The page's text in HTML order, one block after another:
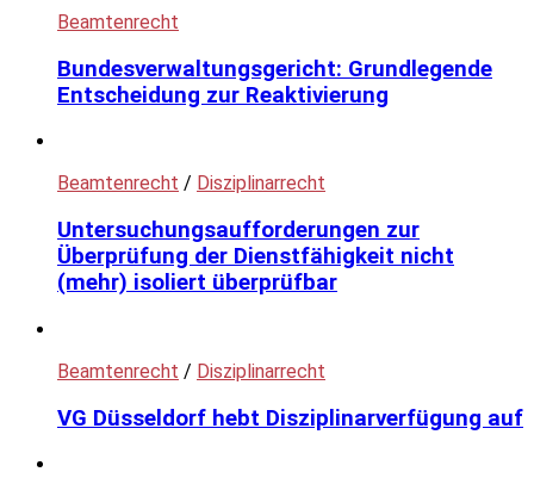
Beamtenrecht
Bundesverwaltungsgericht: Grundlegende
Entscheidung zur Reaktivierung
Beamtenrecht / Disziplinarrecht
Untersuchungsaufforderungen zur
Überprüfung der Dienstfähigkeit nicht
(mehr) isoliert überprüfbar
Beamtenrecht / Disziplinarrecht
VG Düsseldorf hebt Disziplinarverfügung auf